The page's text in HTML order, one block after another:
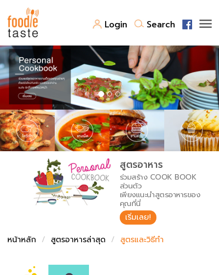
Login Search
สูตรอาหาร
สูตรอาหารล่าสุด
Top Foodie
พาไปชิม
สารพันก้นครัว
เคล็ดลับน่ารู้
เปรียบเทียบหน่วยการตวง
เปรียบเทียบอุณหภูมิ
เปรียบเทียบน้ำหนักวัตถุดิบ
FoodPedia
สร้าง Cookbook
สูตรอาหาร
ร่วมสร้าง COOK BOOK
ส่วนตัว
เพียงแนะนำสูตรอาหารของ
คุณที่นี่
เริ่มเลย!
หน้าหลัก
สูตรอาหารล่าสุด สูตรและวิธีทำ